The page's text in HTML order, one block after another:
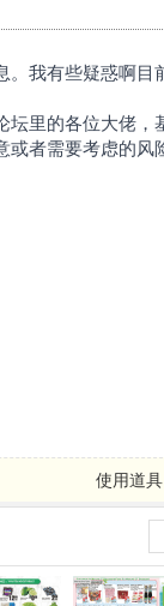
。我有些疑惑啊目
坛里的各位大佬，
者需要考虑的风
使用道具